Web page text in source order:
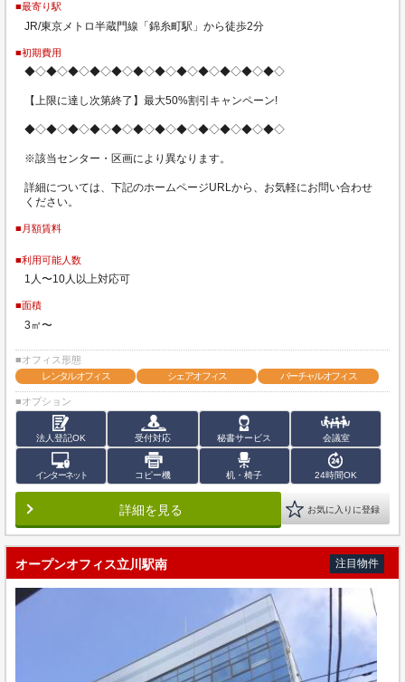
■最寄り駅
JR/東京メトロ半蔵門線「錦糸町駅」から徒歩2分
■初期費用
◆◇◆◇◆◇◆◇◆◇◆◇◆◇◆◇◆◇◆◇◆◇◆◇
【上限に達し次第終了】最大50%割引キャンペーン!
◆◇◆◇◆◇◆◇◆◇◆◇◆◇◆◇◆◇◆◇◆◇◆◇
※該当センター・区画により異なります。
詳細については、下記のホームページURLから、お気軽にお問い合わせ
ください。
■月額賃料
■利用可能人数
1人〜10人以上対応可
■面積
3㎡〜
■オフィス形態
レンタルオフィス
シェアオフィス バーチャルオフィス
■オプション
法人登記OK 受付対応 秘書サービス 会議室
インターネット コピー機 机・椅子 24時間OK
詳細を見る お気に入りに登録
オープンオフィス立川駅南 注目物件